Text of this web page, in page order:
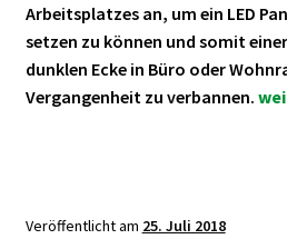
Arbeitsplatzes an, um ein LED
setzen zu können und somit
dunklen Ecke in Büro oder
Vergangenheit zu verbannen. LED
Veröffentlicht am 25. Juli 2018